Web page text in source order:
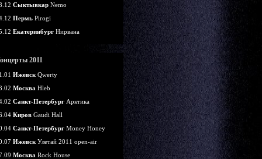
Сыктывкар Nemo
Пермь Pirogi
Екатеринбург Нирвана
2011
Ижевск Qwerty
Москва Hleb
Санкт-Петербург Арктика
Киров Gaudi Hall
Санкт-Петербург Money Honey
Ижевск Улетай 2011 open-air
Москва Rock House